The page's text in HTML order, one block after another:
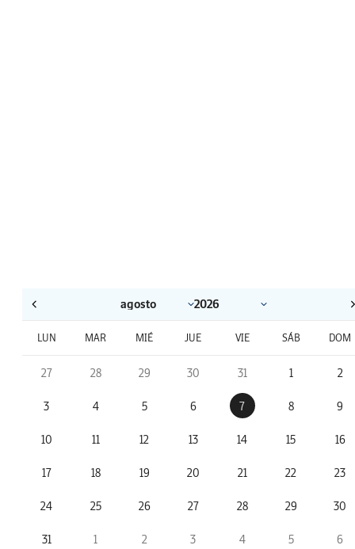
LUN MAR MIÉ JUE VIE SÁB DOM
27 28 29 30 31 1 2
3 4 5 6 7 8 9
10 11 12 13 14 15 16
17 18 19 20 21 22 23
24 25 26 27 28 29 30
31 1 2 3 4 5 6